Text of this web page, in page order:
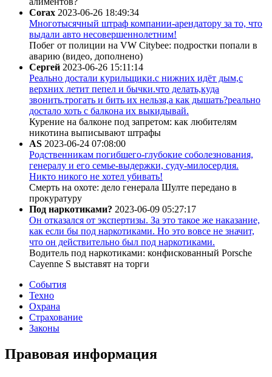
Corax 2023-06-26 18:49:34
Многотысячный штраф компании-арендатору за то, что
выдали авто несовершеннолетним!
Побег от полиции на VW Citybee: подростки попали в
аварию (видео, дополнено)
Сергей 2023-06-26 15:11:14
Реально достали курильщики.с нижних идёт дым,с
верхних летит пепел и бычки.что делать,куда
звонить.трогать и бить их нельзя,а как дышать?реально
достало хоть с балкона их выкидывай.
Курение на балконе под запретом: как любителям
никотина выписывают штрафы
AS 2023-06-24 07:08:00
Родственникам погибшего-глубокие соболезнования,
генералу и его семье-выдержки, суду-милосердия.
Никто никого не хотел убивать!
Смерть на охоте: дело генерала Шулте передано в
прокуратуру
Под наркотиками? 2023-06-09 05:27:17
Он отказался от экспертизы. За это такое же наказание,
как если бы под наркотиками. Но это вовсе не значит,
что он действительно был под наркотиками.
Водитель под наркотиками: конфискованный Porsche
Cayenne S выставят на торги
События
Техно
Охрана
Страхование
Законы
Правовая информация